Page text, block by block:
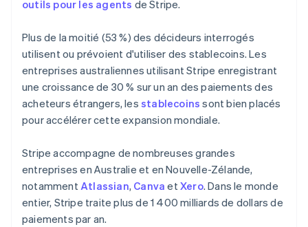
outils pour les agents de Stripe.
Plus de la moitié (53 %) des décideurs interrogés
utilisent ou prévoient d'utiliser des stablecoins. Les
entreprises australiennes utilisant Stripe enregistrant
une croissance de 30 % sur un an des paiements des
acheteurs étrangers, les stablecoins sont bien placés
pour accélérer cette expansion mondiale.
Stripe accompagne de nombreuses grandes
entreprises en Australie et en Nouvelle-Zélande,
notammentAtlassian, Canva etXero. Dans le monde
entier, Stripe traite plus de 1 400 milliards de dollars de
paiements par an.
Pologne
Portugal
PortuguêsEnglish
R.A.S. de Hong Kong, Chine
English 简体中文
République tchèque
English
Roumanie
Royaume-Uni
English
Singapour
English 简体中文
Slovaquie
English